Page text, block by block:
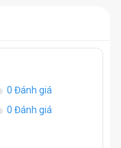
0 Đánh giá
0 Đánh giá